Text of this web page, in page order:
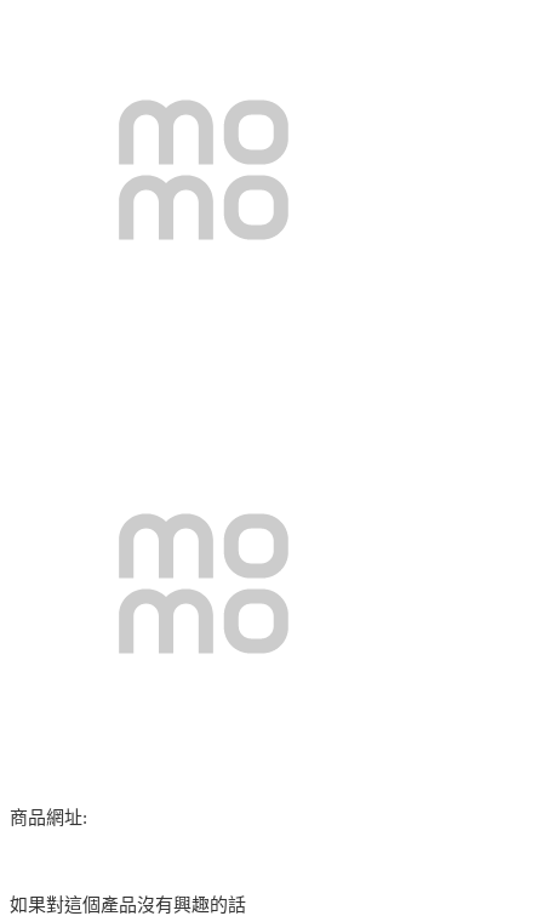
商品網址:
如果對這個產品沒有興趣的話